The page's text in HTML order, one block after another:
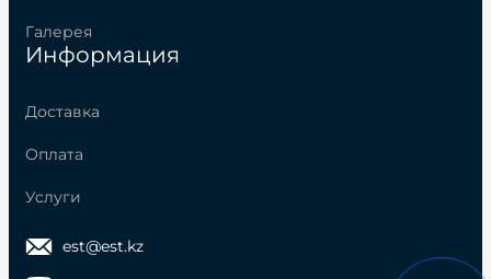
Галерея
Информация
Доставка
Оплата
Услуги
est@est.kz